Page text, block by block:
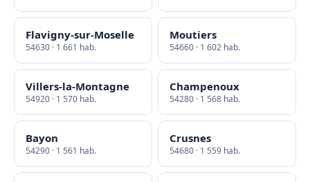
Flavigny-sur-Moselle
54630 · 1 661 hab.
Moutiers
54660 · 1 602 hab.
Villers-la-Montagne
54920 · 1 570 hab.
Champenoux
54280 · 1 568 hab.
Bayon
54290 · 1 561 hab.
Crusnes
54680 · 1 559 hab.